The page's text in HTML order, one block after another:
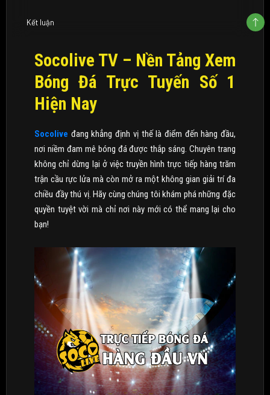
Kết luận
Socolive TV – Nền Tảng Xem
Bóng Đá Trực Tuyến Số 1
Hiện Nay
Socolive đang khẳng định vị thế là điểm đến hàng đầu,
nơi niềm đam mê bóng đá được thắp sáng. Chuyên trang
không chỉ dừng lại ở việc truyền hình trực tiếp hàng trăm
trận cầu rực lửa mà còn mở ra một không gian giải trí đa
chiều đầy thú vị. Hãy cùng chúng tôi khám phá những đặc
quyền tuyệt vời mà chỉ nơi này mới có thể mang lại cho
bạn!